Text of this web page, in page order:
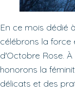
En ce mois dédié
célébrons la force
d'Octobre Rose.
honorons la
délicats et des